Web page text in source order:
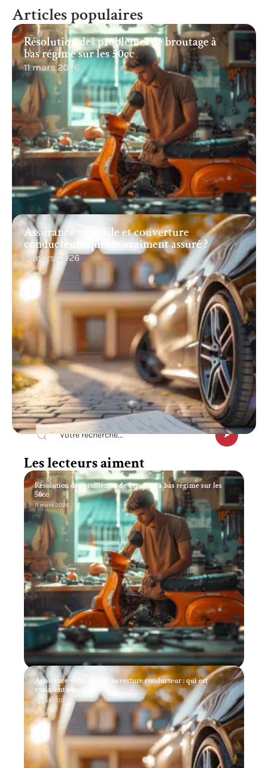
Articles populaires
Résolution des problèmes de broutage à
bas régime sur les 50cc
11 mars 2026
Assurance véhicule et couverture
conducteur : qui est vraiment assuré ?
11 mars 2026
Recherche
Les lecteurs aiment
Résolution des problèmes de broutage à bas régime sur les
50cc
11 mars 2026
Assurance véhicule et couverture conducteur : qui est
vraiment assuré ?
11 mars 2026